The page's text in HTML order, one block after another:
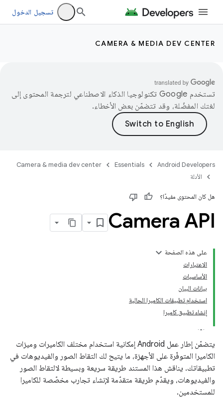
تسجيل الدخول
CAMERA & MEDIA DEV CENTER
تستخدم Google تكنولوجيا الذكاء الاصطناعي لترجمة المحتوى إلى
لغتك المفضّلة، وقد تتضمّن بعض الأخطاء.
Android Developers
Essentials
Camera & media dev center
الأدلة
هل كان المحتوى مفيدًا؟
Camera API
على هذه الصفحة
الاعتبارات
الأساسيات
بيانات البيان
استخدام تطبيقات الكاميرا الحالية
إنشاء تطبيق كاميرا
يتضمّن إطار عمل Android إمكانية استخدام مختلف الكاميرات وميزات
الكاميرا المتوفّرة على الأجهزة، ما يتيح لك التقاط الصور والفيديوهات في
تطبيقاتك. يناقش هذا المستند طريقة سريعة وبسيطة لالتقاط الصور
والفيديوهات، ويقدّم طريقة متقدّمة لإنشاء تجارب مخصّصة للكاميرا
للمستخدمين.